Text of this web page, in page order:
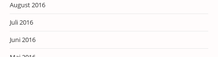
August 2016
Juli 2016
Juni 2016